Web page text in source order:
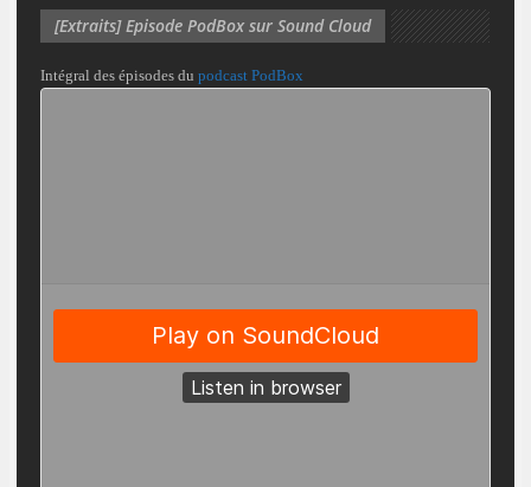
[Extraits] Episode PodBox sur Sound Cloud
Intégral des épisodes du podcast PodBox